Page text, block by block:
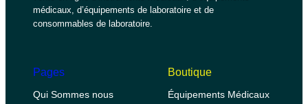
médicaux, d’équipements de laboratoire et de
consommables de laboratoire.
Pages
Qui Sommes nous
Boutique
Équipements Médicaux